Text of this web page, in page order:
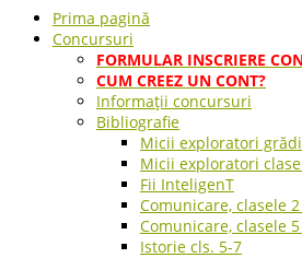
Prima pagină
Concursuri
FORMULAR INSCRIERE
CUM CREEZ UN CONT?
Informații concursuri
Bibliografie
Micii exploratori
Micii exploratori
Fii InteligenT
Comunicare, clasele
Comunicare, clasele
Istorie cls. 5-7